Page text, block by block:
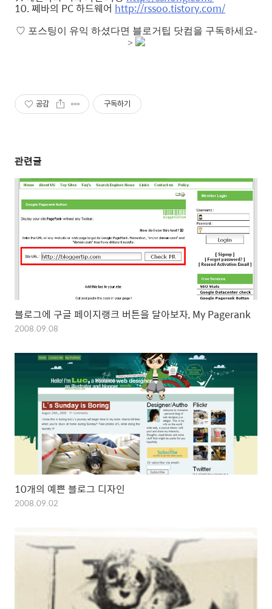
10. 쩨바의 PC 하드웨어 http://rssoo.tistory.com/
♡ 포스팅이 유익 하셨다면 블로거팁 닷컴을 구독하세요-
>
공감 구독하기
관련글
블로그에 구글 페이지랭크 버튼을 달아보자, My Pagerank
2008.09.08
10개의 예쁜 블로그 디자인
2008.09.02